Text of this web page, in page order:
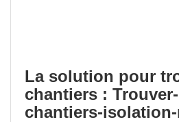
La solution pour
chantiers :
chantiers-